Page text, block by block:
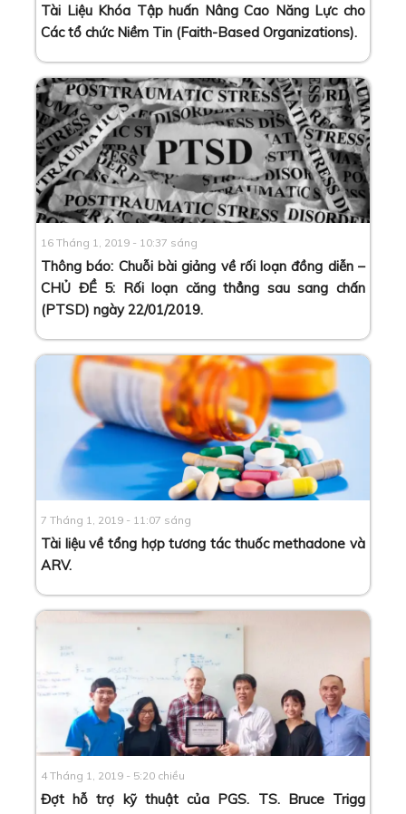
Tài Liệu Khóa Tập huấn Nâng Cao Năng Lực cho
Các tổ chức Niềm Tin (Faith-Based Organizations).
16 Tháng 1, 2019 - 10:37 sáng
Thông báo: Chuỗi bài giảng về rối loạn đồng diễn –
CHỦ ĐỀ 5: Rối loạn căng thẳng sau sang chấn
(PTSD) ngày 22/01/2019.
7 Tháng 1, 2019 - 11:07 sáng
Tài liệu về tổng hợp tương tác thuốc methadone và
ARV.
4 Tháng 1, 2019 - 5:20 chiều
Đợt hỗ trợ kỹ thuật của PGS. TS. Bruce Trigg